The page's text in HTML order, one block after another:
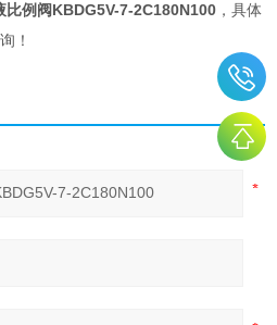
比例阀KBDG5V-7-2C180N100 ，具体
！